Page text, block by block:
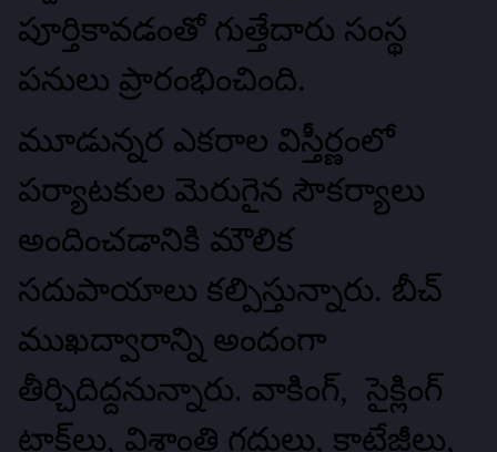
పూర్తికావడంతో గుత్తేదారు సంస్థ
పనులు ప్రారంభించింది.
మూడున్నర ఎకరాల విస్తీర్ణంలో
పర్యాటకుల మెరుగైన సౌకర్యాలు
అందించడానికి మౌలిక
సదుపాయాలు కల్పిస్తున్నారు. బీచ్‌
ముఖద్వారాన్ని అందంగా
తీర్చిదిద్దనున్నారు. వాకింగ్, సైక్లింగ్‌
ట్రాక్‌లు, విశ్రాంతి గదులు, కాటేజీలు,